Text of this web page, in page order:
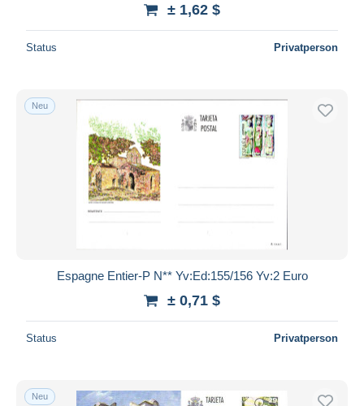
± 1,62 $
Status Privatperson
Neu
Espagne Entier-P N** Yv:Ed:155/156 Yv:2 Euro
± 0,71 $
Status Privatperson
Neu